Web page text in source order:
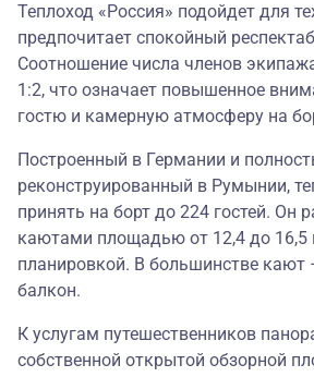
Теплоход «Россия» подойдет для
предпочитает спокойный
Соотношение числа членов
1:2, что означает повышенное
гостю и камерную атмосферу на
Построенный в Германии и
реконструированный в Румынии,
принять на борт до 224 гостей. Он
каютами площадью от 12,4 до 16,5
планировкой. В большинстве кают
балкон.
К услугам путешественников
собственной открытой обзорной